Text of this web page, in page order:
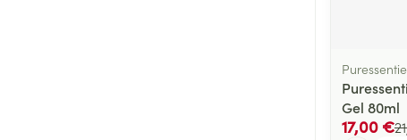
Gel 80ml
17,00 €